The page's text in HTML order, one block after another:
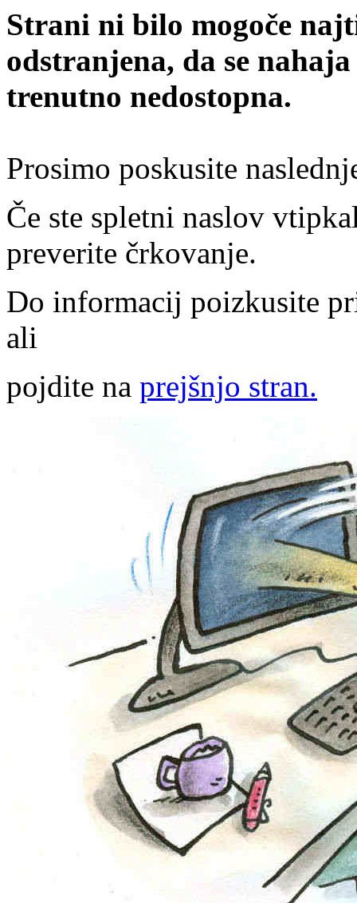
Strani ni bilo mogoče
odstranjena, da se
trenutno nedostopna.
Prosimo poskusite
Če ste spletni naslov
preverite črkovanje.
Do informacij poizkusite
ali
pojdite na prejšnjo stran.